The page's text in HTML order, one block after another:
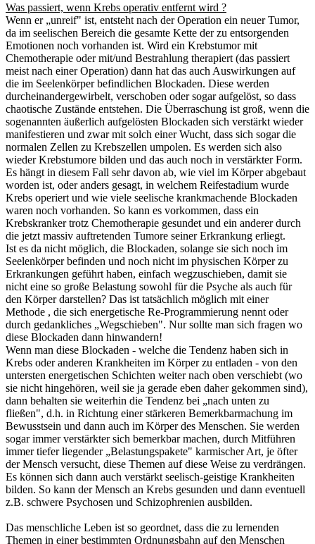
Was passiert, wenn Krebs operativ entfernt wird ?
Wenn er „unreif" ist, entsteht nach der Operation ein neuer Tumor,
da im seelischen Bereich die gesamte Kette der zu entsorgenden
Emotionen noch vorhanden ist. Wird ein Krebstumor mit
Chemotherapie oder mit/und Bestrahlung therapiert (das passiert
meist nach einer Operation) dann hat das auch Auswirkungen auf
die im Seelenkörper befindlichen Blockaden. Diese werden
durcheinandergewirbelt, verschoben oder sogar aufgelöst, so dass
chaotische Zustände entstehen. Die Überraschung ist groß, wenn die
sogenannten äußerlich aufgelösten Blockaden sich verstärkt wieder
manifestieren und zwar mit solch einer Wucht, dass sich sogar die
normalen Zellen zu Krebszellen umpolen. Es werden sich also
wieder Krebstumore bilden und das auch noch in verstärkter Form.
Es hängt in diesem Fall sehr davon ab, wie viel im Körper abgebaut
worden ist, oder anders gesagt, in welchem Reifestadium wurde
Krebs operiert und wie viele seelische krankmachende Blockaden
waren noch vorhanden. So kann es vorkommen, dass ein
Krebskranker trotz Chemotherapie gesundet und ein anderer durch
die jetzt massiv auftretenden Tumore seiner Erkrankung erliegt.
Ist es da nicht möglich, die Blockaden, solange sie sich noch im
Seelenkörper befinden und noch nicht im physischen Körper zu
Erkrankungen geführt haben, einfach wegzuschieben, damit sie
nicht eine so große Belastung sowohl für die Psyche als auch für
den Körper darstellen? Das ist tatsächlich möglich mit einer
Methode , die sich energetische Re-Programmierung nennt oder
durch gedankliches „Wegschieben". Nur sollte man sich fragen wo
diese Blockaden dann hinwandern!
Wenn man diese Blockaden - welche die Tendenz haben sich in
Krebs oder anderen Krankheiten im Körper zu entladen - von den
untersten energetischen Schichten weiter nach oben verschiebt (wo
sie nicht hingehören, weil sie ja gerade eben daher gekommen sind),
dann behalten sie weiterhin die Tendenz bei „nach unten zu
fließen", d.h. in Richtung einer stärkeren Bemerkbarmachung im
Bewusstsein und dann auch im Körper des Menschen. Sie werden
sogar immer verstärkter sich bemerkbar machen, durch Mitführen
immer tiefer liegender „Belastungspakete" karmischer Art, je öfter
der Mensch versucht, diese Themen auf diese Weise zu verdrängen.
Es können sich dann auch verstärkt seelisch-geistige Krankheiten
bilden. So kann der Mensch an Krebs gesunden und dann eventuell
z.B. schwere Psychosen und Schizophrenien ausbilden.
Das menschliche Leben ist so geordnet, dass die zu lernenden
Themen in einer bestimmten Ordnungsbahn auf den Menschen